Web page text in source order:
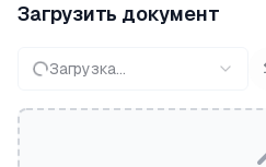
Загрузить документ
Загрузка...